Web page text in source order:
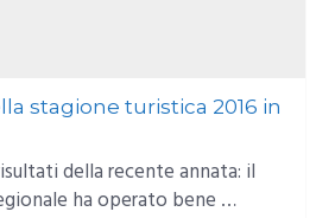
stagione turistica 2016 in
della recente annata: il
ha operato bene …